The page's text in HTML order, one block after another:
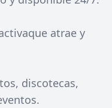
atrae y
discotecas,